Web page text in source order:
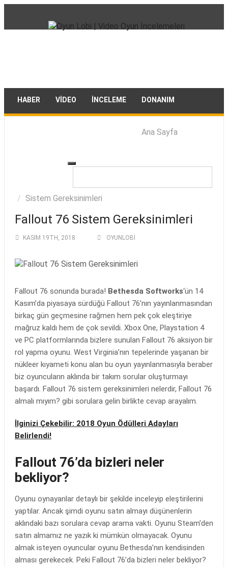
HABER VIDEO İNCELEME DONANIM
Ana Sayfa
Sistem Gereksinimleri
Fallout 76 Sistem Gereksinimleri
KASIM 19TH, 2018 OYUNLOBI
Fallout 76 sonunda burada! Bethesda Softworks‘ün 14
Kasım’da piyasaya sürdüğü Fallout 76’nın yayınlanmasından
birkaç gün geçmesine rağmen hem pek çok eleştiriye
mağruz kaldı hem de çok sevildi. Xbox One, Playstation 4
ve PC platformlarında bizlere sunulan Fallout 76 aksiyon bir
rol yapma oyunu. West Virginia’nın tepelerinde yaşanan bir
nükleer kıyameti konu alan bu oyun yayınlanmasıyla beraber
biz oyuncuların aklında bir takım sorular oluşturmayı
başardı. Fallout 76 sistem gereksinimleri nelerdir, Fallout 76
almalı mıyım? gibi sorulara gelin birlikte cevap arayalım.
İlginizi Çekebilir: 2018 Oyun Ödülleri Adayları
Belirlendi!
Fallout 76’da bizleri neler
bekliyor?
Oyunu oynayanlar detaylı bir şekilde inceleyip eleştirilerini
yaptılar. Ancak şimdi oyunu satın almayı düşünenlerin
aklındaki bazı sorulara cevap arama vakti. Oyunu Steam’den
satın almamız ne yazık ki mümkün olmayacak. Oyunu
almak isteyen oyuncular oyunu Bethesda’nın kendisinden
alması gerekecek. Peki Fallout 76’da bizleri neler bekliyor?